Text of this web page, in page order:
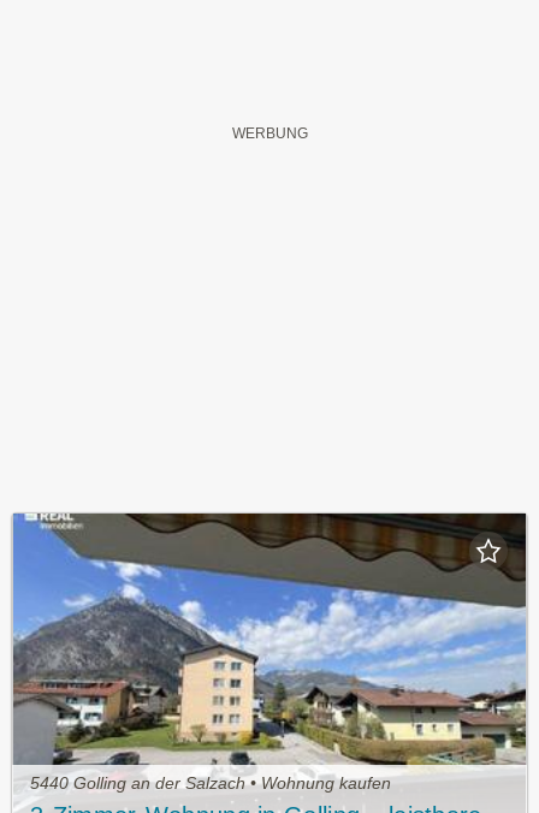
5440 Golling an der Salzach • Wohnung kaufen